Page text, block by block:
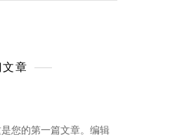
章
您的第一篇文章。编辑